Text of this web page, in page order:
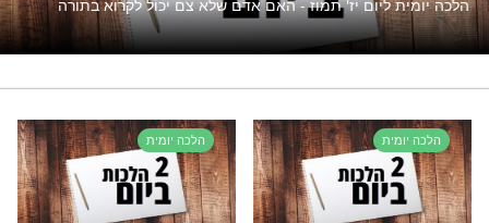
לאביונים
תוכן בנושא הלכה יומית